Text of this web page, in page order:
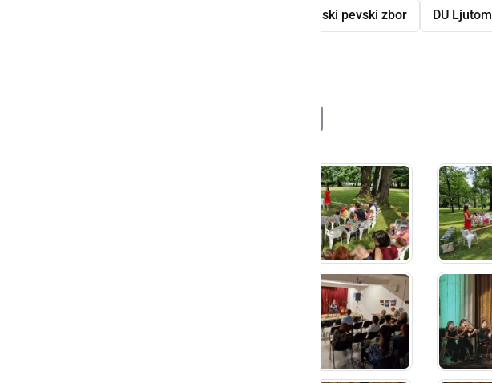
Ženski pevski zbor DU
PrintFriendly